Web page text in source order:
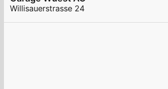
Willisauerstrasse 24